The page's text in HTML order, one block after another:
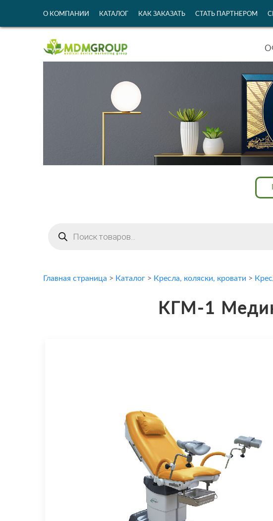
О КОМПАНИИ КАТАЛОГ КАК ЗАКАЗАТЬ СТАТЬ ПАРТНЕРОМ
товаров
Главная страница > Каталог > Кресла, коляски, кровати >
КГМ-1 Медин